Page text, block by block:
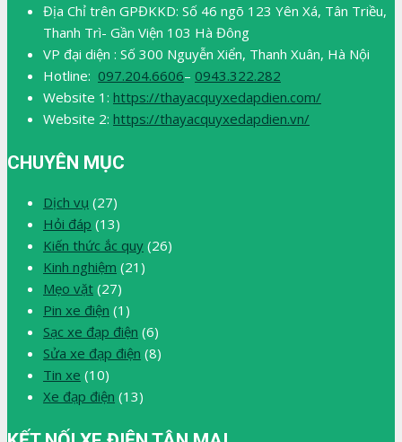
Địa Chỉ trên GPĐKKD: Số 46 ngõ 123 Yên Xá, Tân Triều,
Thanh Trì- Gần Viện 103 Hà Đông
VP đại diện : Số 300 Nguyễn Xiển, Thanh Xuân, Hà Nội
Hotline: 097.204.6606– 0943.322.282
Website 1: https://thayacquyxedapdien.com/
Website 2: https://thayacquyxedapdien.vn/
CHUYÊN MỤC
Dịch vụ (27)
Hỏi đáp (13)
Kiến thức ắc quy (26)
Kinh nghiệm (21)
Mẹo vặt (27)
Pin xe điện (1)
Sạc xe đạp điện (6)
Sửa xe đạp điện (8)
Tin xe (10)
Xe đạp điện (13)